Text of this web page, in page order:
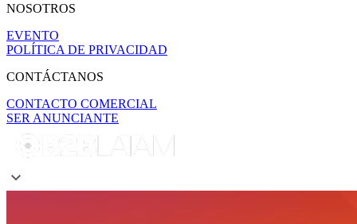
NOSOTROS
EVENTO
POLÍTICA DE PRIVACIDAD
CONTÁCTANOS
CONTACTO COMERCIAL
SER ANUNCIANTE